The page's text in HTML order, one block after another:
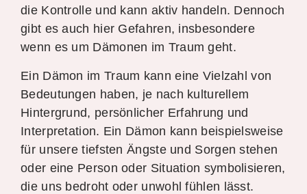
die Kontrolle und kann aktiv handeln. Dennoch
gibt es auch hier Gefahren, insbesondere
wenn es um Dämonen im Traum geht.
Ein Dämon im Traum kann eine Vielzahl von
Bedeutungen haben, je nach kulturellem
Hintergrund, persönlicher Erfahrung und
Interpretation. Ein Dämon kann beispielsweise
für unsere tiefsten Ängste und Sorgen stehen
oder eine Person oder Situation symbolisieren,
die uns bedroht oder unwohl fühlen lässt.